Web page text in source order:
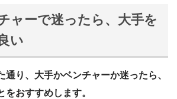
ャーで迷ったら、大手を
い
通り、大手かベンチャーか迷ったら、
おすすめします。